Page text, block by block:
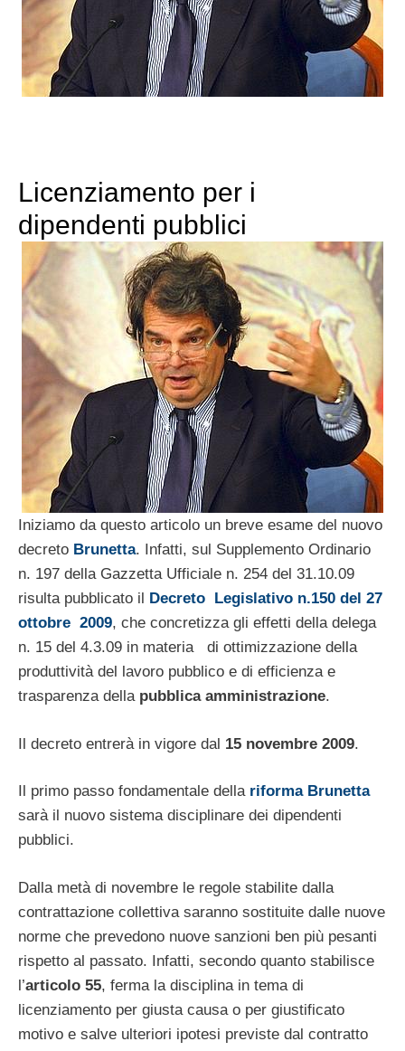
Licenziamento per i
dipendenti pubblici
Iniziamo da questo articolo un breve esame del nuovo
decreto Brunetta. Infatti, sul Supplemento Ordinario
n. 197 della Gazzetta Ufficiale n. 254 del 31.10.09
risulta pubblicato il
Decreto Legislativo n.150 del 27
ottobre 2009, che concretizza gli effetti della delega
n. 15 del 4.3.09 in materia di ottimizzazione della
produttività del lavoro pubblico e di efficienza e
trasparenza della pubblica amministrazione.
Il decreto entrerà in vigore dal 15 novembre 2009.
Il primo passo fondamentale della riforma Brunetta
sarà il nuovo sistema disciplinare dei dipendenti
pubblici.
Dalla metà di novembre le regole stabilite dalla
contrattazione collettiva saranno sostituite dalle nuove
norme che prevedono nuove sanzioni ben più pesanti
rispetto al passato. Infatti, secondo quanto stabilisce
l’articolo 55, ferma la disciplina in tema di
licenziamento per giusta causa o per giustificato
motivo e salve ulteriori ipotesi previste dal contratto